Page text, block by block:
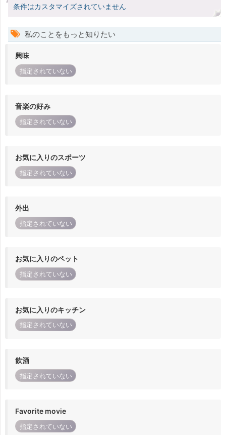
条件はカスタマイズされていません
私のことをもっと知りたい
興味
指定されていない
音楽の好み
指定されていない
お気に入りのスポーツ
指定されていない
外出
指定されていない
お気に入りのペット
指定されていない
お気に入りのキッチン
指定されていない
飲酒
指定されていない
Favorite movie
指定されていない